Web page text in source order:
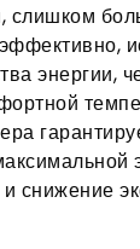
энергии,
снижение